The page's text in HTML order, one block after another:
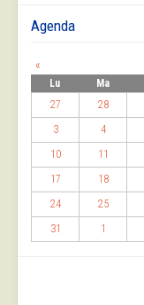
Agenda
«
Lu Ma
27
28
3
4
10
11
17
18
24
25
31
1